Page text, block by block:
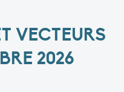
VECTEURS
2026